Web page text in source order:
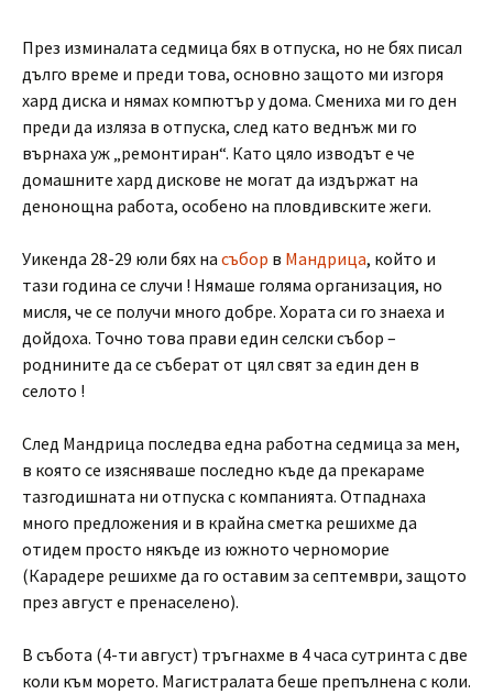
През изминалата седмица бях в отпуска, но не бях писал
дълго време и преди това, основно защото ми изгоря
хард диска и нямах компютър у дома. Смениха ми го ден
преди да изляза в отпуска, след като веднъж ми го
върнаха уж „ремонтиран“. Като цяло изводът е че
домашните хард дискове не могат да издържат на
денонощна работа, особено на пловдивските жеги.
Уикенда 28-29 юли бях на събор в Мандрица, който и
тази година се случи ! Нямаше голяма организация, но
мисля, че се получи много добре. Хората си го знаеха и
дойдоха. Точно това прави един селски събор –
роднините да се съберат от цял свят за един ден в
селото !
След Мандрица последва една работна седмица за мен,
в която се изясняваше последно къде да прекараме
тазгодишната ни отпуска с компанията. Отпаднаха
много предложения и в крайна сметка решихме да
отидем просто някъде из южното черноморие
(Карадере решихме да го оставим за септември, защото
през август е пренаселено).
В събота (4-ти август) тръгнахме в 4 часа сутринта с две
коли към морето. Магистралата беше препълнена с коли.